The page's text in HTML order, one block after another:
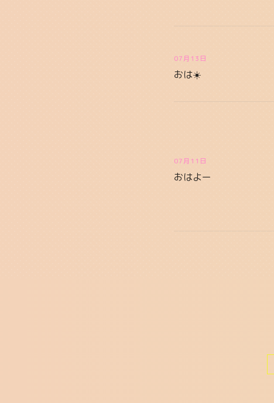
07月13日
おは☀️
07月11日
おはよー